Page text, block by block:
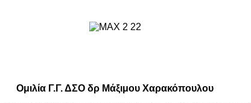
Ομιλία Γ.Γ. ΔΣΟ δρ Μάξιμου Χαρακόπουλου